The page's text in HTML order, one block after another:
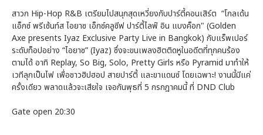
สาวก Hip-Hop R&B เตรียมไปสนุกสุดเหวี่ยงกับปาร์ตี้คอนเสิร์ต “โกลเด้น
แอ็กซ์ พรีเซ้นท์ส ไอยาซ เอ็กซ์คลูซีฟ ปาร์ตี้ไลฟ์ อิน แบงค็อก" (Golden
Axe presents Iyaz Exclusive Party Live in Bangkok) กับแร็พเปอร์
ระดับท็อปอย่าง “ไอยาซ” (Iyaz) ซึ่งจะขนเพลงฮิตติดหูในอดีตที่ทุกคนร้อง
ตามได้ อาทิ Replay, So Big, Solo, Pretty Girls หรือ Pyramid มาทำให้
เวทีลุกเป็นไฟ เพื่อชาวฮิปฮอป สายปาร์ตี้ และขาแดนซ์ โดยเฉพาะ! งานนี้มีแค่
ครั้งเดียว พลาดแล้วจะเสียใจ เจอกันพุธที่ 5 กรกฎาคมนี้ ที่ DND Club
Gate open 20:30